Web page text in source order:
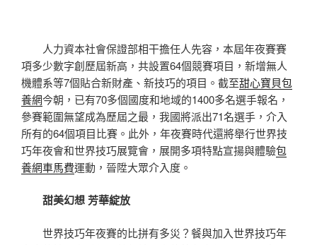
人力資本社會保證部相干擔任人先容，本屆年夜賽賽
項多少數字創歷屆新高，共設置64個競賽項目，新增無人
機體系等7個貼合新財產、新技巧的項目。截至甜心寶貝包
養網今朝，已有70多個國度和地域的1400多名選手報名，
參賽範圍無望成為歷屆之最，我國將派出71名選手，介入
所有的64個項目比賽。此外，年夜賽時代還將舉行世界技
巧年夜會和世界技巧展覽會，展開多項特點宣揚與體驗包
養網車馬費運動，晉陞大眾介入度。
甜美幻想 芳華綻放
世界技巧年夜賽的比拼有多災？餐與加入世界技巧年